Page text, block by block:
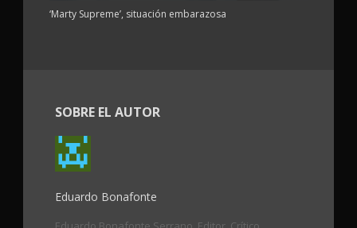
‘Marty Supreme’, situación embarazosa
SOBRE EL AUTOR
Eduardo Bonafonte